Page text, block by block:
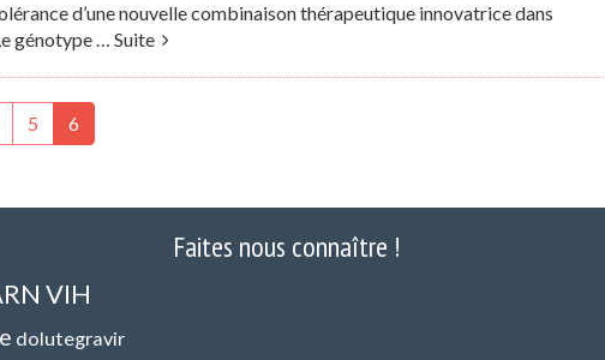
d’une nouvelle combinaison thérapeutique innovatrice dans
génotype … Suite
5 6
VIH
dolutegravir
Faites nous connaître !